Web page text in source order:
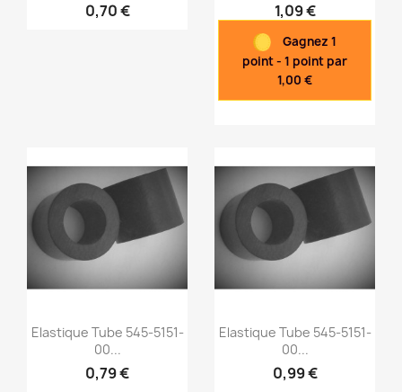
0,70 €
Aperçu rapide
1,09 €
Gagnez 1
point - 1 point par
1,00 €
Elastique Tube 545-5151-
00...
0,79 €
Elastique Tube 545-5151-
00...
0,99 €